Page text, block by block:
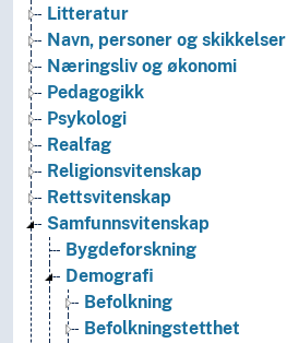
Litteratur
Navn, personer og skikkelser
Næringsliv og økonomi
Pedagogikk
Psykologi
Realfag
Religionsvitenskap
Rettsvitenskap
Samfunnsvitenskap
Bygdeforskning
Demografi
Befolkning
Befolkningstetthet